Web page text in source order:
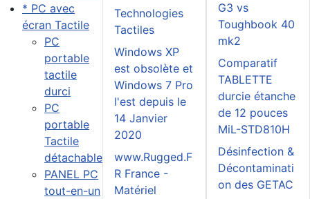
* PC avec
écran Tactile
PC
portable
tactile
durci
PC
portable
Tactile
détachable
PANEL PC
tout-en-un
Technologies
Tactiles
Windows XP
est obsolète et
Windows 7 Pro
l'est depuis le
14 Janvier
2020
www.Rugged.F
R France -
Matériel
G3 vs
Toughbook 40
mk2
Comparatif
TABLETTE
durcie étanche
de 12 pouces
MiL-STD810H
Désinfection &
Décontaminati
on des GETAC